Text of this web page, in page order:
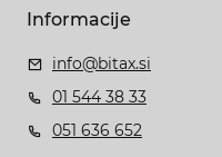
Informacije
info@bitax.si
01 544 38 33
051 636 652